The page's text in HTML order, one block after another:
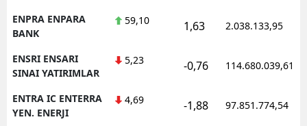
ENPRA ENPARA
BANK
59,10 1,63 2.038.133,95
ENSRI ENSARI
SINAI YATIRIMLAR
5,23 -0,76 114.680.039,61
ENTRA IC ENTERRA
YEN. ENERJI
4,69 -1,88 97.851.774,54